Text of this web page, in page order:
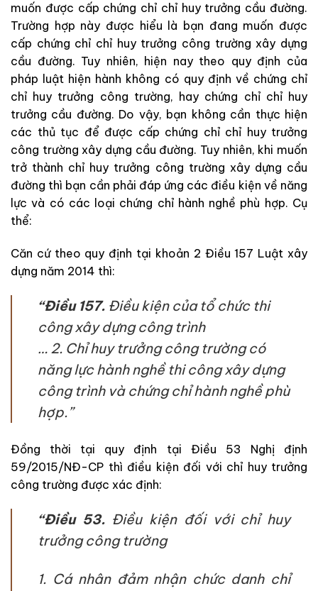
muốn được cấp chứng chỉ chỉ huy trưởng cầu đường.
Trường hợp này được hiểu là bạn đang muốn được
cấp chứng chỉ chỉ huy trưởng công trường xây dựng
cầu đường. Tuy nhiên, hiện nay theo quy định của
pháp luật hiện hành không có quy định về chứng chỉ
chỉ huy trưởng công trường, hay chứng chỉ chỉ huy
trưởng cầu đường. Do vậy, bạn không cần thực hiện
các thủ tục để được cấp chứng chỉ chỉ huy trưởng
công trường xây dựng cầu đường. Tuy nhiên, khi muốn
trở thành chỉ huy trưởng công trường xây dựng cầu
đường thì bạn cần phải đáp ứng các điều kiện về năng
lực và có các loại chứng chỉ hành nghề phù hợp. Cụ
thể:
Căn cứ theo quy định tại khoản 2 Điều 157 Luật xây
dựng năm 2014 thì:
“Điều 157. Điều kiện của tổ chức thi
công xây dựng công trình
… 2. Chỉ huy trưởng công trường có
năng lực hành nghề thi công xây dựng
công trình và chứng chỉ hành nghề phù
hợp.”
Đồng thời tại quy định tại Điều 53 Nghị định
59/2015/NĐ-CP thì điều kiện đối với chỉ huy trưởng
công trường được xác định:
“Điều 53. Điều kiện đối với chỉ huy
trưởng công trường
1. Cá nhân đảm nhận chức danh chỉ